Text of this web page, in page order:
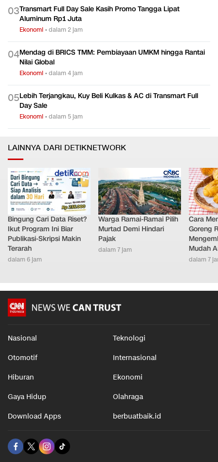
03Transmart Full Day Sale Kasih Promo Tangga Lipat
Aluminum Rp1 Juta
Ekonomi •dalam 2 jam
04Mendag di BRICS TMM: Pembiayaan UMKM hingga Rantai
Nilai Global
Ekonomi •dalam 4 jam
05Lebih Terjangkau, Kuy Beli Kulkas & AC di Transmart Full
Day Sale
Ekonomi •dalam 5 jam
LAINNYA DARI DETIKNETWORK
Bingung Cari Data Riset?
Ikut Program Ini Biar
Publikasi-Skripsi Makin
Terarah
dalam 6 jam
Warga Ramai-Ramai Pilih
Murtad Demi Hindari
Pajak
dalam 7 jam
Cara
Goreng
Mudah
dalam 7
Nasional Teknologi
Otomotif Internasional
Hiburan Ekonomi
Gaya Hidup Olahraga
Download Apps berbuatbaik.id